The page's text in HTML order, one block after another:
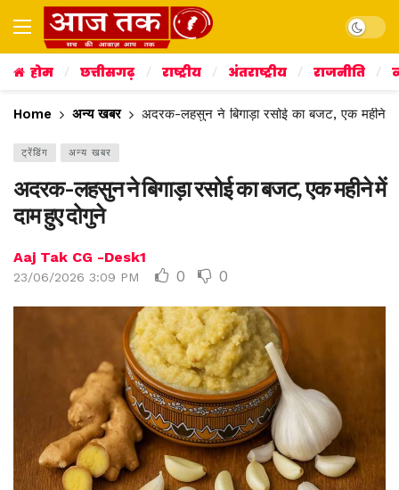
Dark
होम छत्तीसगढ़ राष्ट्रीय अंतराष्ट्रीय राजनीति
Home अन्य खबर अदरक-लहसुन ने बिगाड़ा रसोई का बजट, एक महीने में
ट्रेंडिंग अन्य खबर
अदरक-लहसुन ने बिगाड़ा रसोई का बजट, एक महीने में
दाम हुए दोगुने
Aaj Tak CG -Desk1
23/06/2026 3:09 PM 0 0